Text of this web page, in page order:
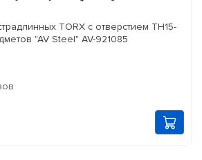
TORX с отверстием TH15-
"AV Steel" AV-921085